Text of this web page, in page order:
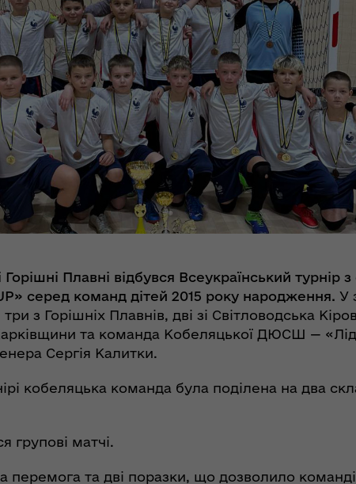
та
подіях та
ситуаціях
Центр життєстійкості
Кобеляцької громади
Безоплатна правнича
допомога
питань поводження з
військовополоненими
Плавні відбувся Всеукраїнський турнір
серед команд дітей 2015 року народження. У
з Горішніх Плавнів, дві зі Світловодська
та команда Кобеляцької ДЮСШ —
Сергія Калитки.
кобеляцька команда була поділена на два
групові матчі.
перемога та дві поразки, що дозволило